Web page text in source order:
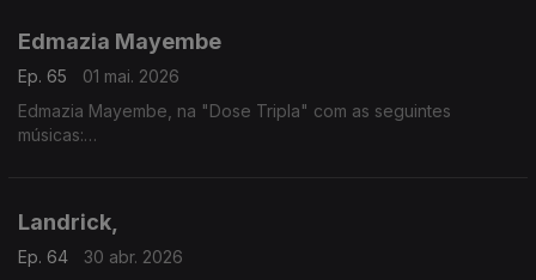
Edmazia Mayembe
Ep. 65
01 mai. 2026
Edmazia Mayembe, na "Dose Tripla" com as seguintes
músicas:
Landrick,
Ep. 64
30 abr. 2026